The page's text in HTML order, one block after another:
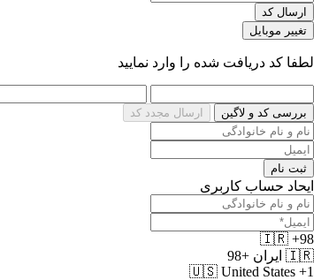
ارسال کد
تغییر موبایل
لطفا کد دریافت شده را وارد نمایید
بررسی کد و لاگین ارسال مجدد کد
ثبت نام
ایحاد حساب کاربری
🇮🇷 +98
🇮🇷 ایران +98
🇺🇸 United States +1